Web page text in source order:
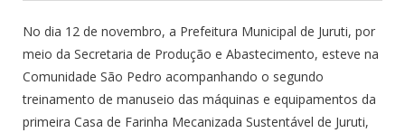
No dia 12 de novembro, a Prefeitura Municipal de Juruti, por
meio da Secretaria de Produção e Abastecimento, esteve na
Comunidade São Pedro acompanhando o segundo
treinamento de manuseio das máquinas e equipamentos da
primeira Casa de Farinha Mecanizada Sustentável de Juruti,